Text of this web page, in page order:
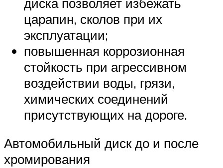
царапин, сколов при их
эксплуатации;
повышенная коррозионная
стойкость при агрессивном
воздействии воды, грязи,
химических соединений
присутствующих на дороге.
Автомобильный диск до и после
хромирования